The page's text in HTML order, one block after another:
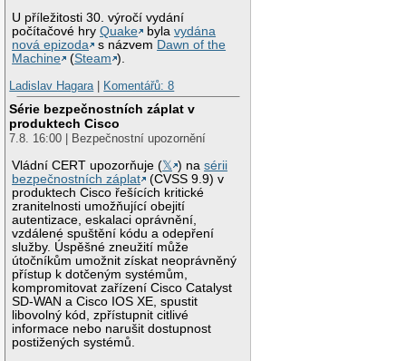
U příležitosti 30. výročí vydání
počítačové hryQuake bylavydána
nová epizoda
s názvem Dawn of the
Machine
(Steam ).
Ladislav Hagara
Komentářů: 8
Série bezpečnostních záplat v
produktech Cisco
7.8. 16:00 | Bezpečnostní upozornění
Vládní CERT upozorňuje (𝕏 ) nasérii
bezpečnostních záplat
(CVSS 9.9) v
produktech Cisco řešících kritické
zranitelnosti umožňující obejití
autentizace, eskalaci oprávnění,
vzdálené spuštění kódu a odepření
služby. Úspěšné zneužití může
útočníkům umožnit získat neoprávněný
přístup k dotčeným systémům,
kompromitovat zařízení Cisco Catalyst
SD-WAN a Cisco IOS XE, spustit
libovolný kód, zpřístupnit citlivé
informace nebo narušit dostupnost
postižených systémů.